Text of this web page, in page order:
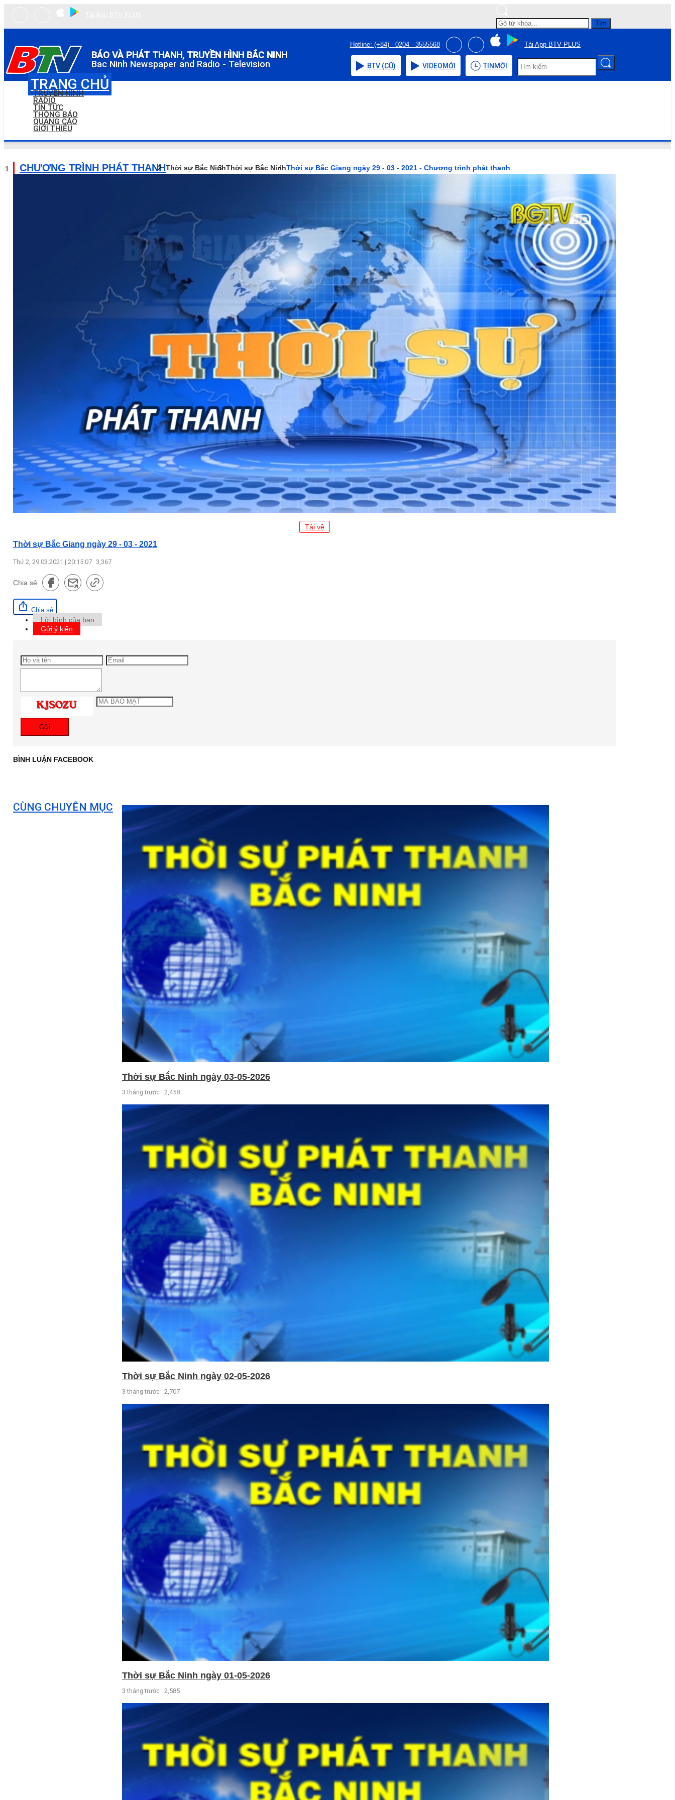
Tìm
BÁO VÀ PHÁT THANH, TRUYỀN HÌNH BẮC NINH
Bac Ninh Newspaper and Radio - Television
Hotline: (+84) - 0204 - 3555568 Tải App BTV PLUS
BTV (CŨ) VIDEOMỚI TIN MỚI
TRANG CHỦ
TRUYỀN HÌNH
RADIO
TIN TỨC
THÔNG BÁO
QUẢNG CÁO
GIỚI THIỆU
CHƯƠNG TRÌNH PHÁT THANHThời sự Bắc NinhThời sự Bắc NinhThời sự Bắc Giang ngày 29 - 03 - 2021 - Chương trình phát thanh
Tải về
Thời sự Bắc Giang ngày 29 - 03 - 2021
Thứ 2, 29.03.2021 | 20:15:07 3,367
Chia sẻ
Chia sẻ
Lời bình của bạn
Gửi ý kiến
Gửi
BÌNH LUẬN FACEBOOK
CÙNG CHUYÊN MỤC
Thời sự Bắc Ninh ngày 03-05-2026
3 tháng trước 2,458
Thời sự Bắc Ninh ngày 02-05-2026
3 tháng trước 2,707
Thời sự Bắc Ninh ngày 01-05-2026
3 tháng trước 2,585